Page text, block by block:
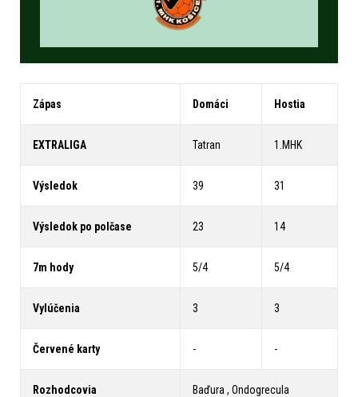
Zápas Domáci Hostia
EXTRALIGA Tatran 1.MHK
Výsledok 39 31
Výsledok po polčase 23 14
7m hody 5/4 5/4
Vylúčenia 3 3
Červené karty - -
Rozhodcovia Baďura , Ondogrecula